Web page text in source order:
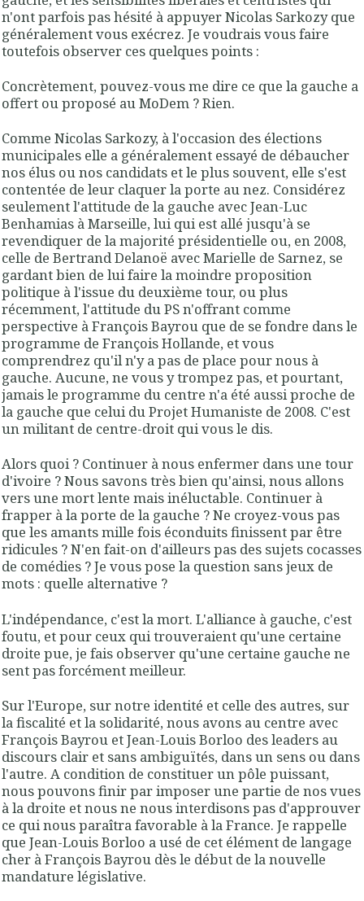
n'ont parfois pas hésité à appuyer Nicolas Sarkozy que
généralement vous exécrez. Je voudrais vous faire
toutefois observer ces quelques points :
Concrètement, pouvez-vous me dire ce que la gauche a
offert ou proposé au MoDem ? Rien.
Comme Nicolas Sarkozy, à l'occasion des élections
municipales elle a généralement essayé de débaucher
nos élus ou nos candidats et le plus souvent, elle s'est
contentée de leur claquer la porte au nez. Considérez
seulement l'attitude de la gauche avec Jean-Luc
Benhamias à Marseille, lui qui est allé jusqu'à se
revendiquer de la majorité présidentielle ou, en 2008,
celle de Bertrand Delanoë avec Marielle de Sarnez, se
gardant bien de lui faire la moindre proposition
politique à l'issue du deuxième tour, ou plus
récemment, l'attitude du PS n'offrant comme
perspective à François Bayrou que de se fondre dans le
programme de François Hollande, et vous
comprendrez qu'il n'y a pas de place pour nous à
gauche. Aucune, ne vous y trompez pas, et pourtant,
jamais le programme du centre n'a été aussi proche de
la gauche que celui du Projet Humaniste de 2008. C'est
un militant de centre-droit qui vous le dis.
Alors quoi ? Continuer à nous enfermer dans une tour
d'ivoire ? Nous savons très bien qu'ainsi, nous allons
vers une mort lente mais inéluctable. Continuer à
frapper à la porte de la gauche ? Ne croyez-vous pas
que les amants mille fois éconduits finissent par être
ridicules ? N'en fait-on d'ailleurs pas des sujets cocasses
de comédies ? Je vous pose la question sans jeux de
mots : quelle alternative ?
L'indépendance, c'est la mort. L'alliance à gauche, c'est
foutu, et pour ceux qui trouveraient qu'une certaine
droite pue, je fais observer qu'une certaine gauche ne
sent pas forcément meilleur.
Sur l'Europe, sur notre identité et celle des autres, sur
la fiscalité et la solidarité, nous avons au centre avec
François Bayrou et Jean-Louis Borloo des leaders au
discours clair et sans ambiguïtés, dans un sens ou dans
l'autre. A condition de constituer un pôle puissant,
nous pouvons finir par imposer une partie de nos vues
à la droite et nous ne nous interdisons pas d'approuver
ce qui nous paraîtra favorable à la France. Je rappelle
que Jean-Louis Borloo a usé de cet élément de langage
cher à François Bayrou dès le début de la nouvelle
mandature législative.